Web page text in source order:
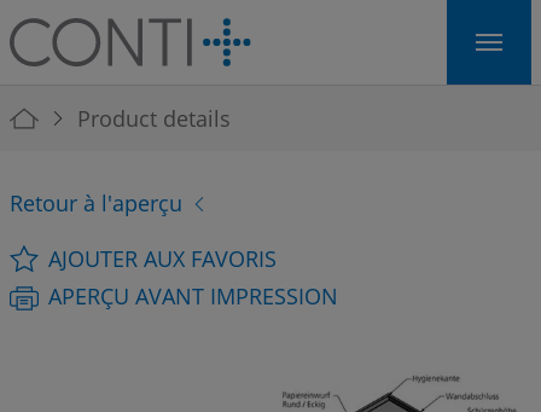
Skip to main navigation
Skip to main content
Skip to page footer
You are here:
Product details
Retour à l'aperçu
AJOUTER AUX FAVORIS
APERÇU AVANT IMPRESSION